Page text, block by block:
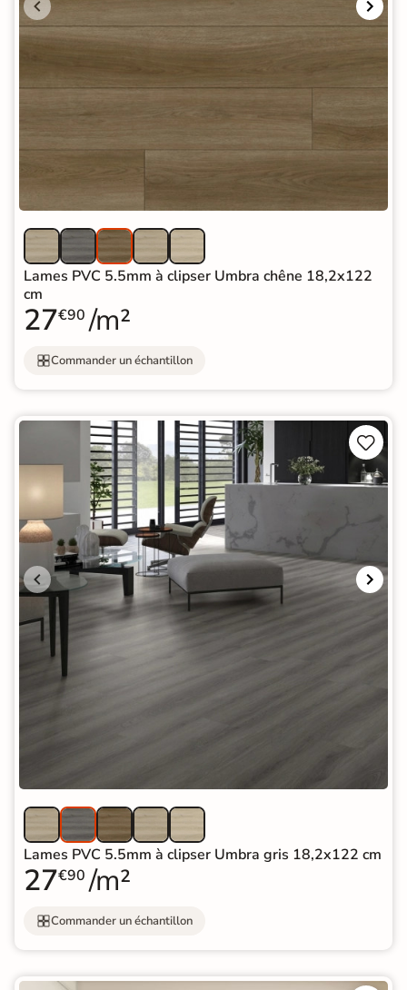
Lames PVC 5.5mm à clipser Umbra chêne 18,2x122
cm
27€90 /m²
Commander un échantillon


Lames PVC 5.5mm à clipser Umbra gris 18,2x122 cm
27€90 /m²
Commander un échantillon